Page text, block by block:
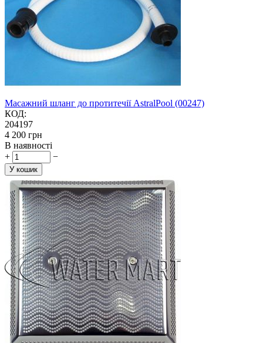
Масажний шланг до протитечії AstralPool (00247)
КОД:
204197
‍4 200‍ грн
В наявності
+
−
У кошик